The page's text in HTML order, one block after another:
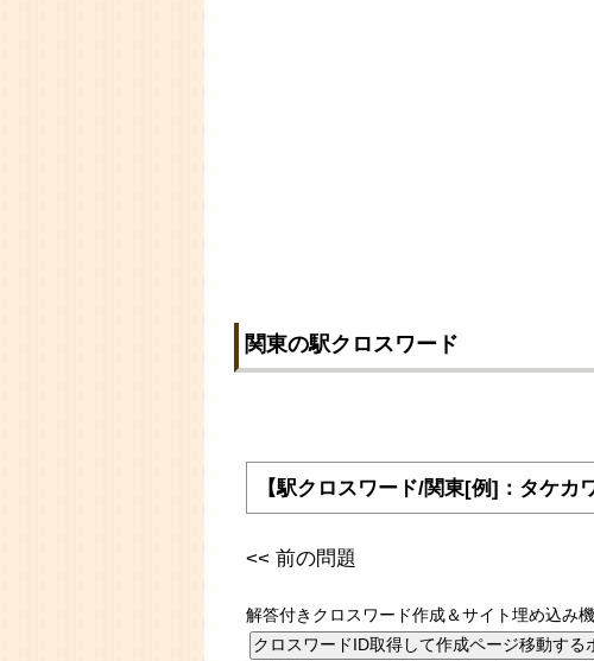
関東の駅クロスワード
【駅クロスワード/関東[例]：タケカ
<< 前の問題
解答付きクロスワード作成＆サイト埋め込み